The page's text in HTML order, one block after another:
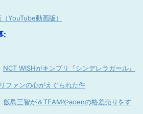
YouTube動画版）
:
NCT WISHがキンプリ『シンデレラガール』
ファンの心がえぐられた件
飯島三智が＆TEAMやaoenの格差売りをす